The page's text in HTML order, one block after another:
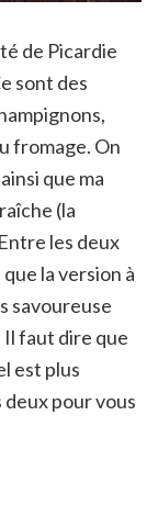
de Picardie
sont des
fromage. On
que ma
(la
les deux
la version à
savoureuse
Il faut dire que
est plus
pour vous